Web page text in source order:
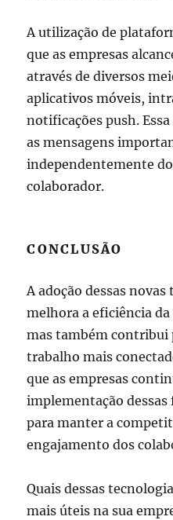
A utilização de
que as empresas
através de diversos
aplicativos móveis,
notificações push.
as mensagens
independentemente
colaborador.
CONCLUSÃO
A adoção dessas
melhora a eficiência
mas também contribui
trabalho mais
que as empresas
implementação
para manter a
engajamento dos
Quais dessas
mais úteis na sua